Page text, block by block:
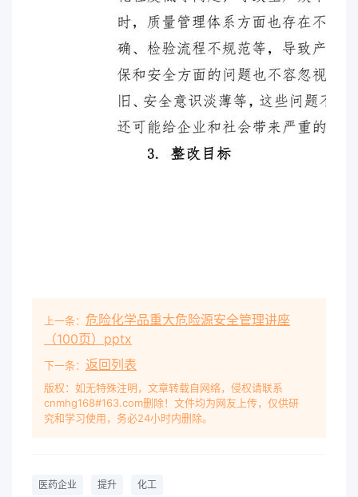
上一条： 危险化学品重大危险源安全管理讲座
（100页）pptx
下一条： 返回列表
版权：如无特殊注明，文章转载自网络，侵权请联系
cnmhg168#163.com删除！文件均为网友上传，仅供研
究和学习使用，务必24小时内删除。
医药企业 提升 化工